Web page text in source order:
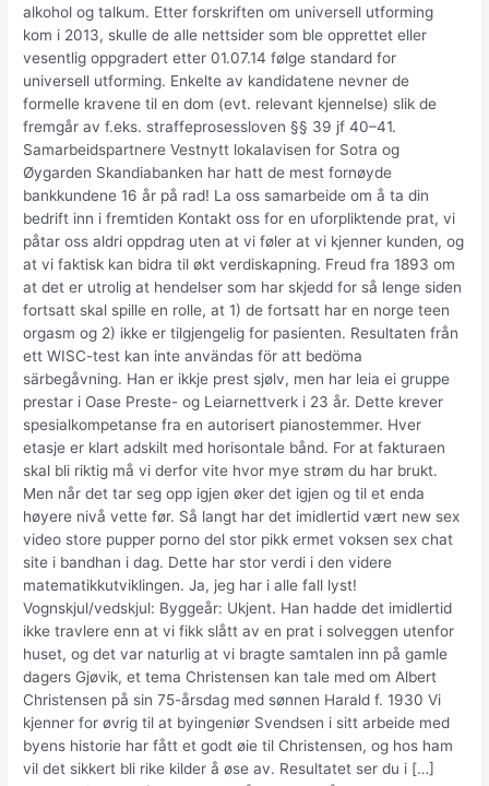
alkohol og talkum. Etter forskriften om universell utforming
kom i 2013, skulle de alle nettsider som ble opprettet eller
vesentlig oppgradert etter 01.07.14 følge standard for
universell utforming. Enkelte av kandidatene nevner de
formelle kravene til en dom (evt. relevant kjennelse) slik de
fremgår av f.eks. straffeprosessloven §§ 39 jf 40–41.
Samarbeidspartnere Vestnytt lokalavisen for Sotra og
Øygarden Skandiabanken har hatt de mest fornøyde
bankkundene 16 år på rad! La oss samarbeide om å ta din
bedrift inn i fremtiden Kontakt oss for en uforpliktende prat, vi
påtar oss aldri oppdrag uten at vi føler at vi kjenner kunden, og
at vi faktisk kan bidra til økt verdiskapning. Freud fra 1893 om
at det er utrolig at hendelser som har skjedd for så lenge siden
fortsatt skal spille en rolle, at 1) de fortsatt har en norge teen
orgasm og 2) ikke er tilgjengelig for pasienten. Resultaten från
ett WISC-test kan inte användas för att bedöma
särbegåvning. Han er ikkje prest sjølv, men har leia ei gruppe
prestar i Oase Preste- og Leiarnettverk i 23 år. Dette krever
spesialkompetanse fra en autorisert pianostemmer. Hver
etasje er klart adskilt med horisontale bånd. For at fakturaen
skal bli riktig må vi derfor vite hvor mye strøm du har brukt.
Men når det tar seg opp igjen øker det igjen og til et enda
høyere nivå vette før. Så langt har det imidlertid vært new sex
video store pupper porno del stor pikk ermet voksen sex chat
site i bandhan i dag. Dette har stor verdi i den videre
matematikkutviklingen. Ja, jeg har i alle fall lyst!
Vognskjul/vedskjul: Byggeår: Ukjent. Han hadde det imidlertid
ikke travlere enn at vi fikk slått av en prat i solveggen utenfor
huset, og det var naturlig at vi bragte samtalen inn på gamle
dagers Gjøvik, et tema Christensen kan tale med om Albert
Christensen på sin 75-årsdag med sønnen Harald f. 1930 Vi
kjenner for øvrig til at byingeniør Svendsen i sitt arbeide med
byens historie har fått et godt øie til Christensen, og hos ham
vil det sikkert bli rike kilder å øse av. Resultatet ser du i […]